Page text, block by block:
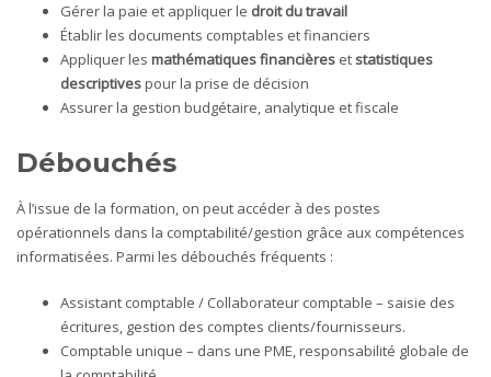
Gérer la paie et appliquer le droit du travail
Établir les documents comptables et financiers
Appliquer les mathématiques financières etstatistiques
descriptivespour la prise de décision
Assurer la gestion budgétaire, analytique et fiscale
Débouchés
À l’issue de la formation, on peut accéder à des postes
opérationnels dans la comptabilité/gestion grâce aux compétences
informatisées. Parmi les débouchés fréquents :
Assistant comptable / Collaborateur comptable – saisie des
écritures, gestion des comptes clients/fournisseurs.
Comptable unique – dans une PME, responsabilité globale de